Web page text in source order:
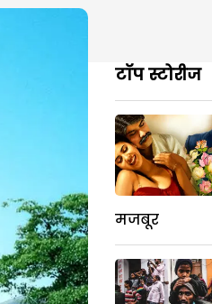
टॉप स्टोरीज
मजबूर